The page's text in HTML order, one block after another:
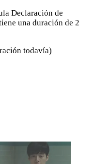
Declaración de
una duración de 2
todavía)